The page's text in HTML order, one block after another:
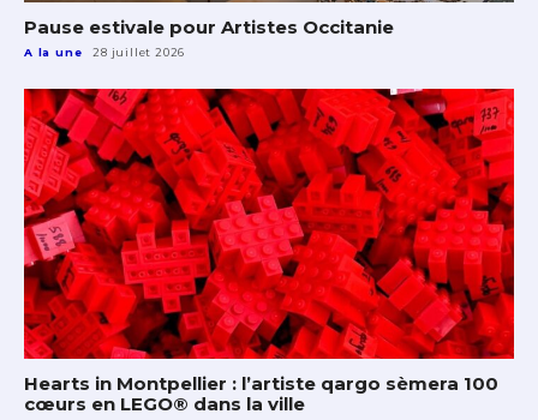
Pause estivale pour Artistes Occitanie
A la une 28 juillet 2026
Hearts in Montpellier : l’artiste qargo sèmera 100
cœurs en LEGO® dans la ville